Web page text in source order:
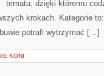
tematu, dzięki któremu
krokach. Kategorie
potrafi wytrzymać […]
KONI